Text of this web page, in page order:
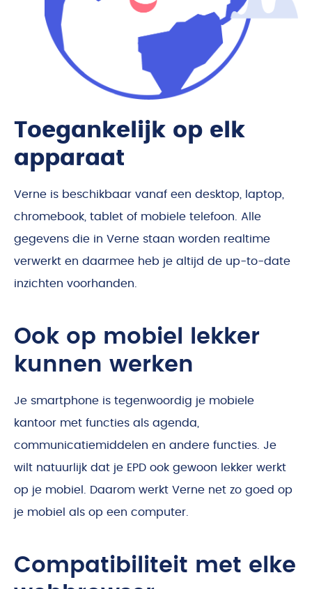
Toegankelijk op elk
apparaat
Verne is beschikbaar vanaf een desktop, laptop,
chromebook, tablet of mobiele telefoon. Alle
gegevens die in Verne staan worden realtime
verwerkt en daarmee heb je altijd de up-to-date
inzichten voorhanden.
Ook op mobiel lekker
kunnen werken
Je smartphone is tegenwoordig je mobiele
kantoor met functies als agenda,
communicatiemiddelen en andere functies. Je
wilt natuurlijk dat je EPD ook gewoon lekker werkt
op je mobiel. Daarom werkt Verne net zo goed op
je mobiel als op een computer.
Compatibiliteit met elke